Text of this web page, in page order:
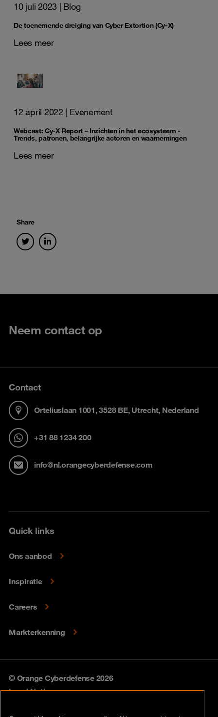
10 juli 2023 | Blog
De toenemende dreiging van Cyber Extortion (Cy-X)
Lees meer
12 april 2022 | Evenement
Webcast: Cy-X Report – Inzichten in het ecosysteem -
Trends, patronen, belangrijke actoren en waarnemingen
Lees meer
Share
Neem contact op
Contact
Orteliuslaan 1001, 3528 BE, Utrecht, Nederland
+31 88 1234 200
info@nl.orangecyberdefense.com
Quick links
Ons aanbod
Inspiratie
Careers
Markterkenning
© Orange Cyberdefense 2026
Legal Notice